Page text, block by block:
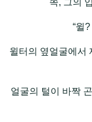
쪽, 그의
“윌
윌터의 옆얼굴에서
얼굴의 털이 바짝